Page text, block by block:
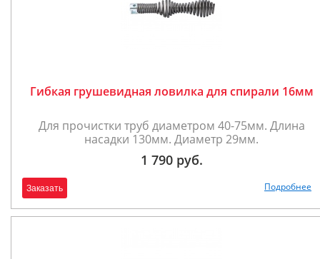
Гибкая грушевидная ловилка для спирали 16мм
Для прочистки труб диаметром 40-75мм. Длина
насадки 130мм. Диаметр 29мм.
1 790 руб.
Заказать Подробнее